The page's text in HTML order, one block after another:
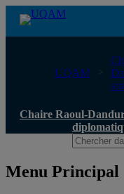
Chaire Raoul-
UQAM
Chaire Raoul-
Menu Principal